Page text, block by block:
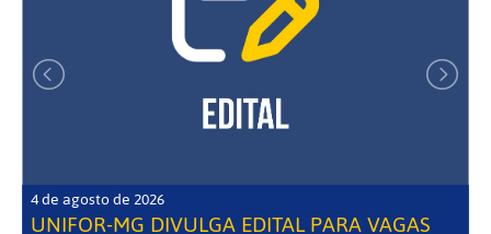
4 de agosto de 2026
UNIFOR-MG DIVULGA EDITAL PARA VAGAS